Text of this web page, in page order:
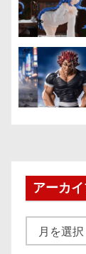
アーカ
ー